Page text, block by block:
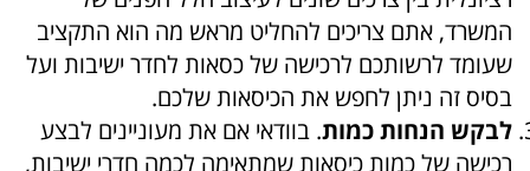
המשרד, אתם צריכים להחליט מראש מה הוא התקציב
שעומד לרשותכם לרכישה של כסאות לחדר ישיבות ועל
בסיס זה ניתן לחפש את הכיסאות שלכם.
לבקש הנחות כמות. בוודאי אם את מעוניינים לבצע
רכישה של כמות כיסאות שמתאימה לכמה חדרי ישיבות,